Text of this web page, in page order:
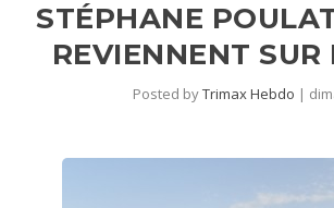
STÉPHANE
REVIENNENT SUR
Posted byTrimax Hebdo |